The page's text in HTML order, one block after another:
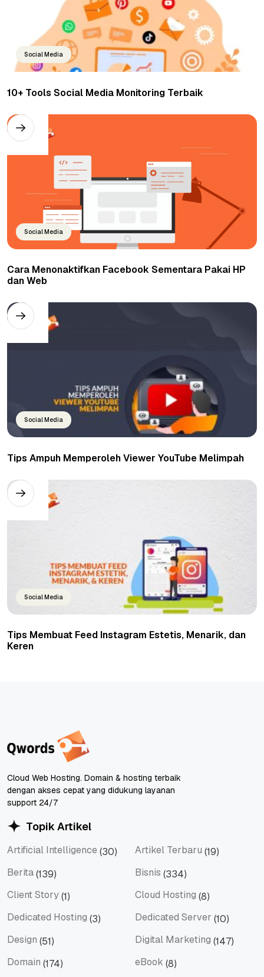
Social Media
10+ Tools Social Media Monitoring Terbaik
Social Media
Cara Menonaktifkan Facebook Sementara Pakai HP
dan Web
Social Media
Tips Ampuh Memperoleh Viewer YouTube Melimpah
Social Media
Tips Membuat Feed Instagram Estetis, Menarik, dan
Keren
Cloud Web Hosting. Domain & hosting terbaik
dengan akses cepat yang didukung layanan
support 24/7
Topik Artikel
Artificial Intelligence (30) Artikel Terbaru (19)
Berita(139) Bisnis (334)
Client Story(1) Cloud Hosting (8)
Dedicated Hosting (3) Dedicated Server (10)
Design (51) Digital Marketing (147)
Domain (174) eBook (8)